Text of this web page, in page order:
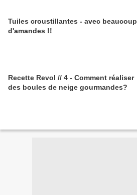
Tuiles croustillantes - avec beaucoup
d'amandes !!
Recette Revol // 4 - Comment réaliser
des boules de neige gourmandes?